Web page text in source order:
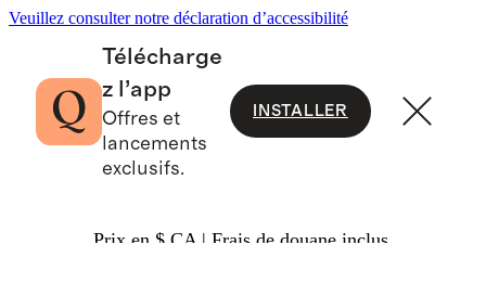
Veuillez consulter notre déclaration d’accessibilité
Télécharge
z l’app
Offres et
lancements
exclusifs.
INSTALLER
Prix en $ CA | Frais de douane inclus.